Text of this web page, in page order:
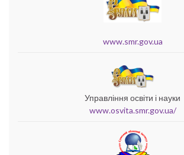
www.smr.gov.ua
Управління освіти і науки
www.osvita.smr.gov.ua/